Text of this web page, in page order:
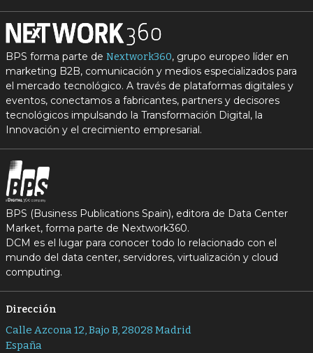
BPS forma parte de Nextwork360, grupo europeo líder en
marketing B2B, comunicación y medios especializados para
el mercado tecnológico. A través de plataformas digitales y
eventos, conectamos a fabricantes, partners y decisores
tecnológicos impulsando la Transformación Digital, la
Innovación y el crecimiento empresarial.
BPS (Business Publications Spain), editora de Data Center
Market, forma parte de Nextwork360.
DCM es el lugar para conocer todo lo relacionado con el
mundo del data center, servidores, virtualización y cloud
computing.
Dirección
Calle Azcona 12, Bajo B, 28028 Madrid
España